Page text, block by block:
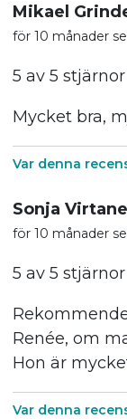
Mikael
för 10 månader
5 av 5 stjärnor
Mycket bra,
Var denna
Sonja
för 10 månader
5 av 5 stjärnor
Renée, om
Hon är
Var denna